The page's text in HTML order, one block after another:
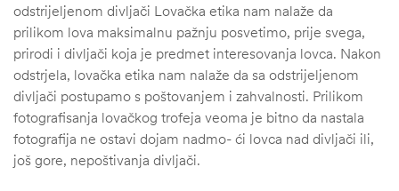
odstrijeljenom divljači Lovačka etika nam nalaže da
prilikom lova maksimalnu pažnju posvetimo, prije svega,
prirodi i divljači koja je predmet interesovanja lovca. Nakon
odstrjela, lovačka etika nam nalaže da sa odstrijeljenom
divljači postupamo s poštovanjem i zahvalnosti. Prilikom
fotografisanja lovačkog trofeja veoma je bitno da nastala
fotografija ne ostavi dojam nadmo- ći lovca nad divljači ili,
još gore, nepoštivanja divljači.